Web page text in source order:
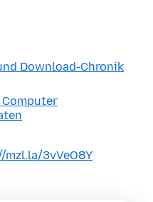
Download-Chronik
3vVeO8Y